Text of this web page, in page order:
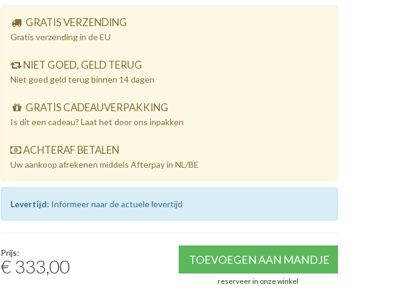
GRATIS VERZENDING
Gratis verzending in de EU
NIET GOED, GELD TERUG
Niet goed geld terug binnen 14 dagen
GRATIS CADEAUVERPAKKING
Is dit een cadeau? Laat het door ons inpakken
ACHTERAF BETALEN
Uw aankoop afrekenen middels Afterpay in NL/BE
Levertijd: Informeer naar de actuele levertijd
Prijs:
€ 333,00 TOEVOEGEN AAN MANDJE
reserveer in onze winkel